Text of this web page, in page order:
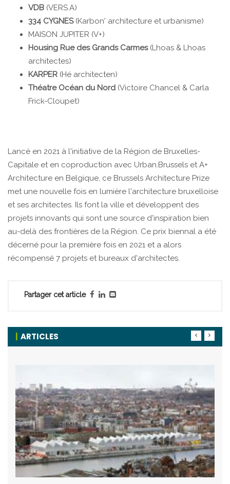
VDB (VERS.A)
334 CYGNES(Karbon' architecture et urbanisme)
MAISON JUPITER (V+)
Housing Rue des Grands Carmes(Lhoas & Lhoas
architectes)
KARPER (Hé architecten)
Théatre Océan du Nord (Victoire Chancel & Carla
Frick-Cloupet)
Lancé en 2021 à l'initiative de la Région de Bruxelles-
Capitale et en coproduction avec Urban.Brussels et A+
Architecture en Belgique, ce Brussels Architecture Prize
met une nouvelle fois en lumière l'architecture bruxelloise
et ses architectes. Ils font la ville et développent des
projets innovants qui sont une source d'inspiration bien
au-delà des frontières de la Région. Ce prix biennal a été
décerné pour la première fois en 2021 et a alors
récompensé 7 projets et bureaux d'architectes.
Partager cet article
ARTICLES